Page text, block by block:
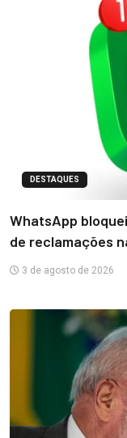
DESTAQUES
WhatsApp
de reclamações
3 de agosto de 2026